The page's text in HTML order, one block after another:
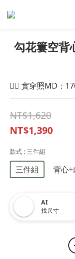
勾花簍空背
🙋‍♀️ 實穿照MD：
NT$1,620
NT$1,390
款式 : 三件組
三件組 背心+
AI
找尺寸